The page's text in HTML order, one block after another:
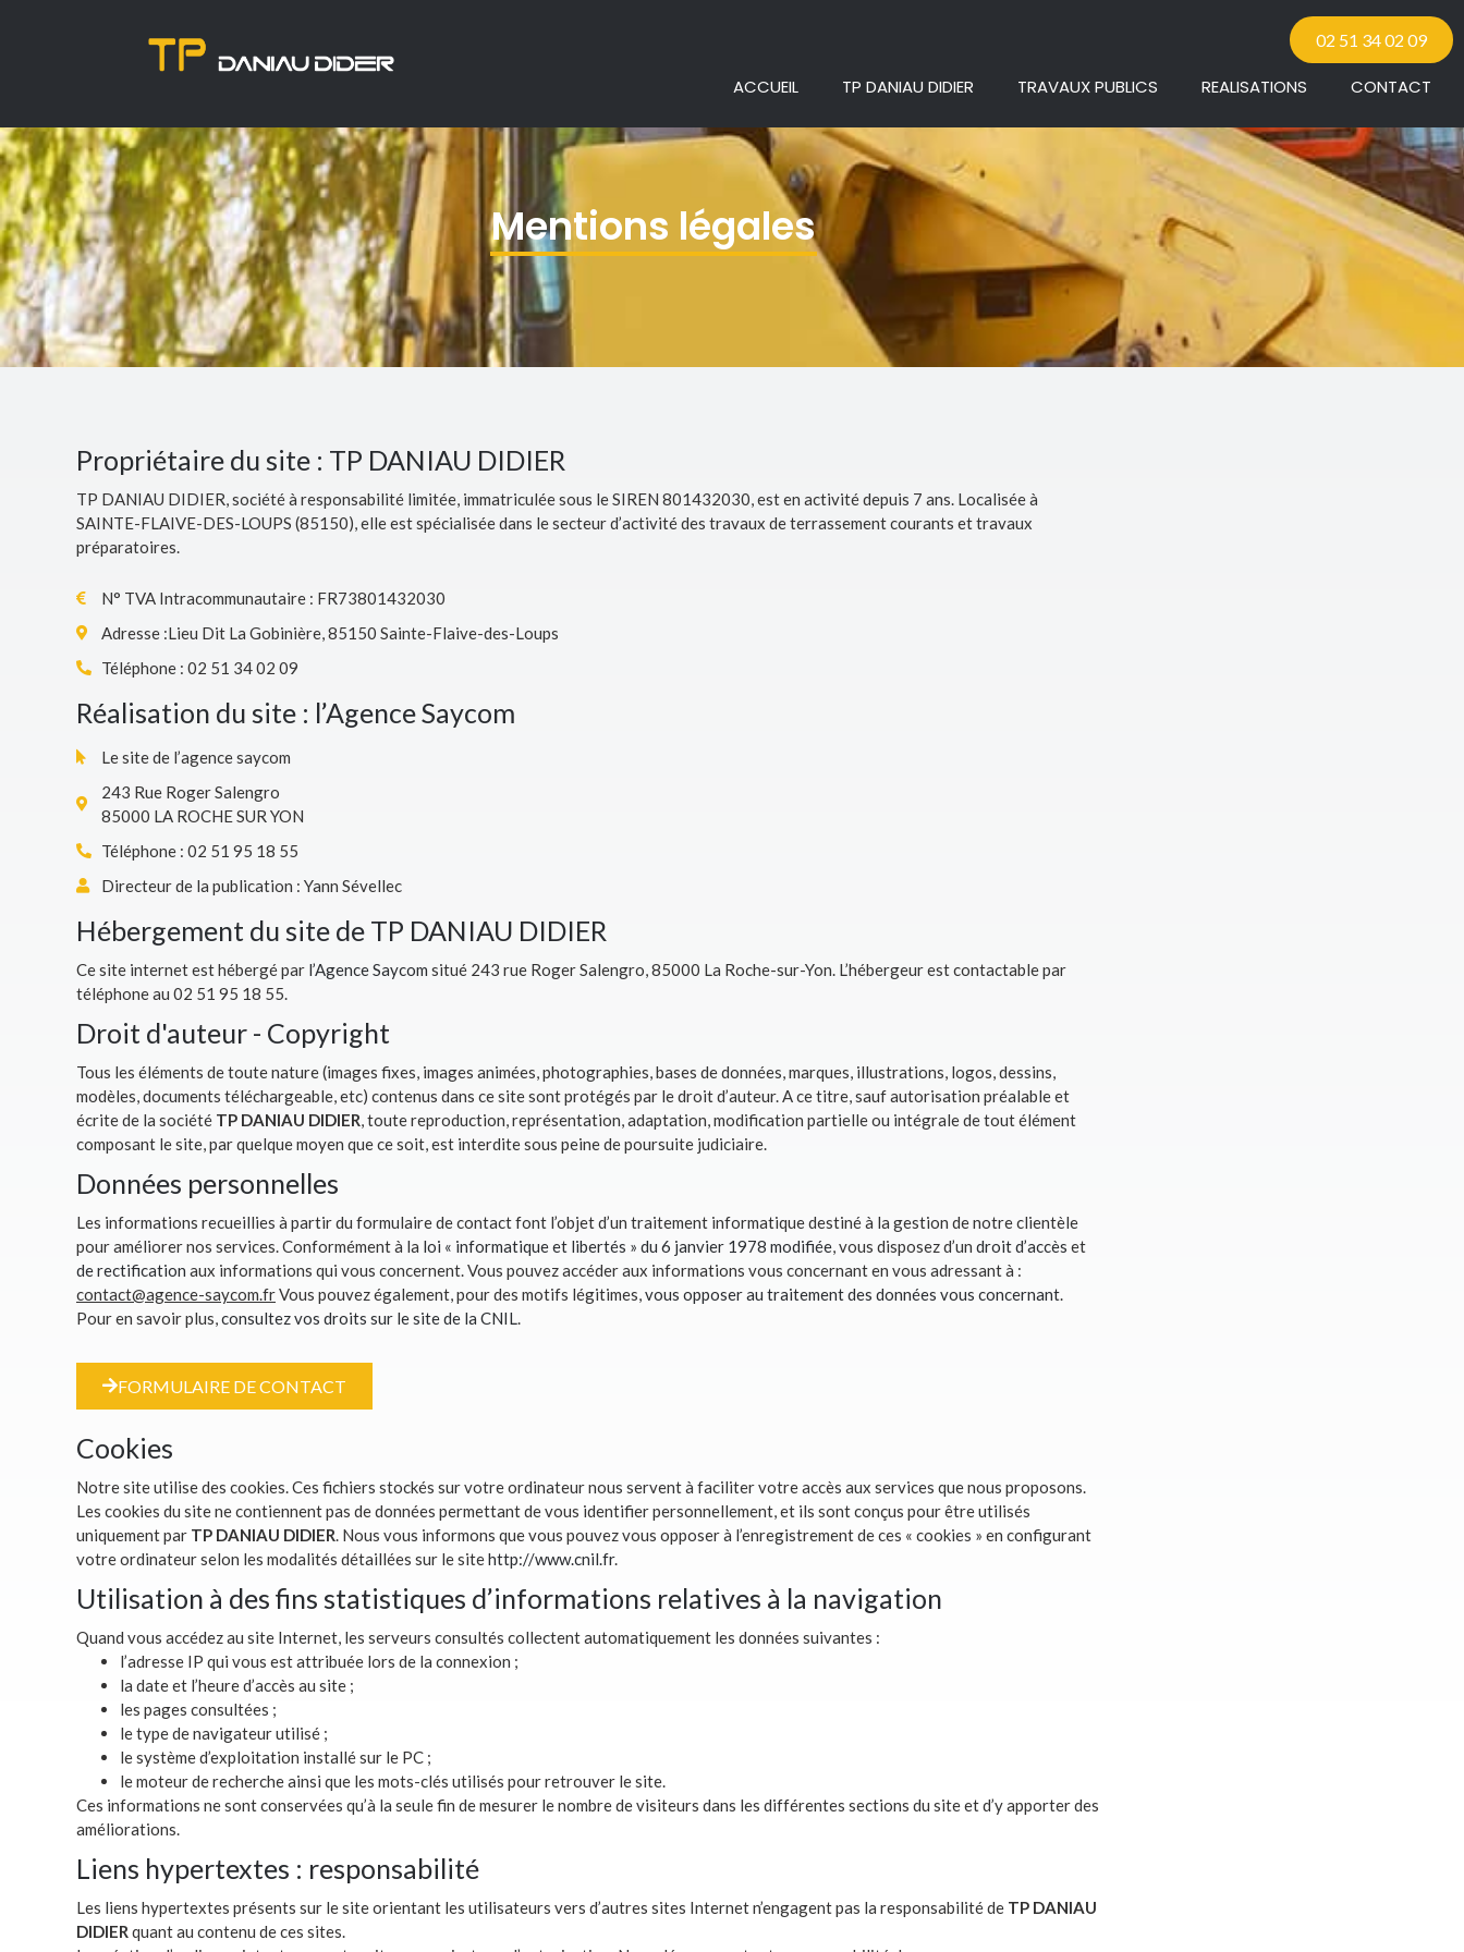
02 51 34 02 09
ACCUEIL TP DANIAU DIDIER TRAVAUX PUBLICS REALISATIONS CONTACT
Mentions légales
Propriétaire du site : TP DANIAU DIDIER
TP DANIAU DIDIER, société à responsabilité limitée, immatriculée sous le SIREN 801432030, est en activité depuis 7 ans. Localisée à
SAINTE-FLAIVE-DES-LOUPS (85150), elle est spécialisée dans le secteur d’activité des travaux de terrassement courants et travaux
préparatoires.
N° TVA Intracommunautaire : FR73801432030
Adresse :Lieu Dit La Gobinière, 85150 Sainte-Flaive-des-Loups
Téléphone : 02 51 34 02 09
Réalisation du site : l’Agence Saycom
Le site de l’agence saycom
243 Rue Roger Salengro
85000 LA ROCHE SUR YON
Téléphone : 02 51 95 18 55
Directeur de la publication : Yann Sévellec
Hébergement du site de TP DANIAU DIDIER
Ce site internet est hébergé par l’Agence Saycom situé 243 rue Roger Salengro, 85000 La Roche-sur-Yon. L’hébergeur est contactable par
téléphone au 02 51 95 18 55.
Droit d'auteur - Copyright
Tous les éléments de toute nature (images fixes, images animées, photographies, bases de données, marques, illustrations, logos, dessins,
modèles, documents téléchargeable, etc) contenus dans ce site sont protégés par le droit d’auteur. A ce titre, sauf autorisation préalable et
écrite de la société TP DANIAU DIDIER, toute reproduction, représentation, adaptation, modification partielle ou intégrale de tout élément
composant le site, par quelque moyen que ce soit, est interdite sous peine de poursuite judiciaire.
Données personnelles
Les informations recueillies à partir du formulaire de contact font l’objet d’un traitement informatique destiné à la gestion de notre clientèle
pour améliorer nos services. Conformément à la loi « informatique et libertés » du 6 janvier 1978 modifiée, vous disposez d’un droit d’accès et
de rectification aux informations qui vous concernent. Vous pouvez accéder aux informations vous concernant en vous adressant à :
contact@agence-saycom.frVous pouvez également, pour des motifs légitimes,vous opposer au traitement des données vous concernant.
Pour en savoir plus,consultez vos droits sur le site de la CNIL.
FORMULAIRE DE CONTACT
Cookies
Notre site utilise des cookies. Ces fichiers stockés sur votre ordinateur nous servent à faciliter votre accès aux services que nous proposons.
Les cookies du site ne contiennent pas de données permettant de vous identifier personnellement, et ils sont conçus pour être utilisés
uniquement par TP DANIAU DIDIER. Nous vous informons que vous pouvez vous opposer à l’enregistrement de ces « cookies » en configurant
votre ordinateur selon les modalités détaillées sur le sitehttp://www.cnil.fr.
Utilisation à des fins statistiques d’informations relatives à la navigation
Quand vous accédez au site Internet, les serveurs consultés collectent automatiquement les données suivantes :
l’adresse IP qui vous est attribuée lors de la connexion ;
la date et l’heure d’accès au site ;
les pages consultées ;
le type de navigateur utilisé ;
le système d’exploitation installé sur le PC ;
le moteur de recherche ainsi que les mots-clés utilisés pour retrouver le site.
Ces informations ne sont conservées qu’à la seule fin de mesurer le nombre de visiteurs dans les différentes sections du site et d’y apporter des
améliorations.
Liens hypertextes : responsabilité
Les liens hypertextes présents sur le site orientant les utilisateurs vers d’autres sites Internet n’engagent pas la responsabilité de TP DANIAU
DIDIERquant au contenu de ces sites.